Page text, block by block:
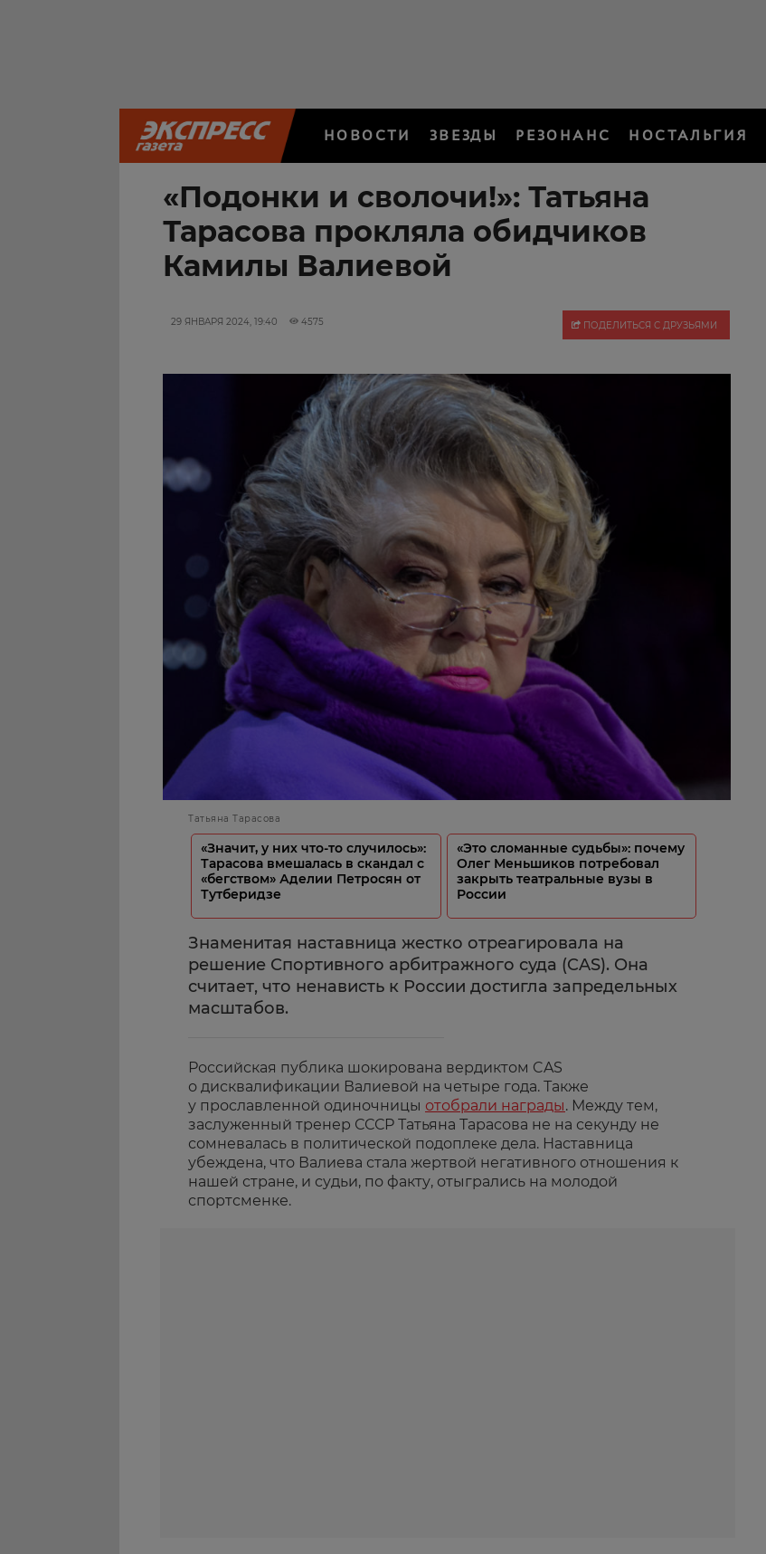
НОВОСТИ ЗВЕЗДЫ РЕЗОНАНС НОСТАЛЬГИЯ
«Подонки и сволочи!»: Татьяна
Тарасова прокляла обидчиков
Камилы Валиевой
29 ЯНВАРЯ 2024, 19:40 4575 ПОДЕЛИТЬСЯ С ДРУЗЬЯМИ
Татьяна Тарасова
«Значит, у них что-то случилось»:
Тарасова вмешалась в скандал с
«бегством» Аделии Петросян от
Тутберидзе
«Это сломанные судьбы»: почему
Олег Меньшиков потребовал
закрыть театральные вузы в
России
Знаменитая наставница жестко отреагировала на
решение Спортивного арбитражного суда (CAS). Она
считает, что ненависть к России достигла запредельных
масштабов.
Российская публика шокирована вердиктом CAS
о дисквалификации Валиевой на четыре года. Также
у прославленной одиночницы отобрали награды. Между тем,
заслуженный тренер СССР Татьяна Тарасова не на секунду не
сомневалась в политической подоплеке дела. Наставница
убеждена, что Валиева стала жертвой негативного отношения к
нашей стране, и судьи, по факту, отыгрались на молодой
спортсменке.